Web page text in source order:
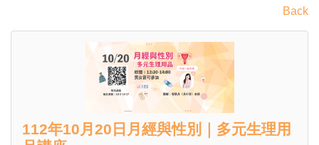
Back
112年10月20日月經與性別｜多元生理用